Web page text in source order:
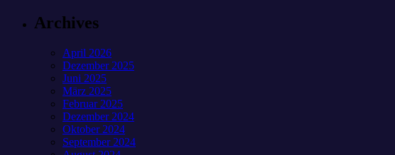
Archives
April 2026
Dezember 2025
Juni 2025
März 2025
Februar 2025
Dezember 2024
Oktober 2024
September 2024